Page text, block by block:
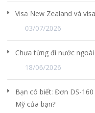
Visa New Zealand và
03/07/2026
Chưa từng đi nước
18/06/2026
Bạn có biết: Đơn DS-
Mỹ của bạn?